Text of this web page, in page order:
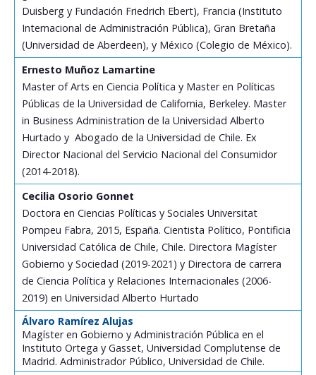
Duisberg y Fundación Friedrich Ebert), Francia (Instituto
Internacional de Administración Pública), Gran Bretaña
(Universidad de Aberdeen), y México (Colegio de México).
Ernesto Muñoz Lamartine
Master of Arts en Ciencia Política y Master en Políticas
Públicas de la Universidad de California, Berkeley. Master
in Business Administration de la Universidad Alberto
Hurtado y Abogado de la Universidad de Chile. Ex
Director Nacional del Servicio Nacional del Consumidor
(2014-2018).
Cecilia Osorio Gonnet
Doctora en Ciencias Políticas y Sociales Universitat
Pompeu Fabra, 2015, España. Cientista Político, Pontificia
Universidad Católica de Chile, Chile. Directora Magíster
Gobierno y Sociedad (2019-2021) y Directora de carrera
de Ciencia Política y Relaciones Internacionales (2006-
2019) en Universidad Alberto Hurtado
Álvaro Ramírez Alujas
Magíster en Gobierno y Administración Pública en el
Instituto Ortega y Gasset, Universidad Complutense de
Madrid. Administrador Público, Universidad de Chile.